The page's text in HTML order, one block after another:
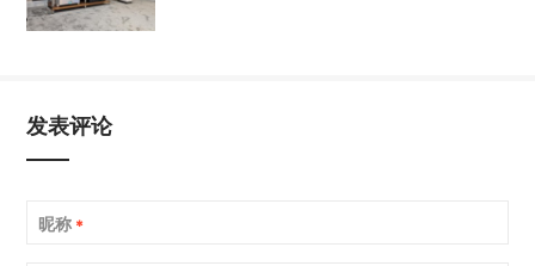
发表评论
昵称 *